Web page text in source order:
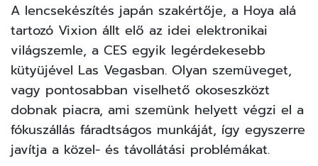
A lencsekészítés japán szakértője, a Hoya alá
tartozó Vixion állt elő az idei elektronikai
világszemle, a CES egyik legérdekesebb
kütyüjével Las Vegasban. Olyan szemüveget,
vagy pontosabban viselhető okoseszközt
dobnak piacra, ami szemünk helyett végzi el a
fókuszállás fáradtságos munkáját, így egyszerre
javítja a közel- és távollátási problémákat.